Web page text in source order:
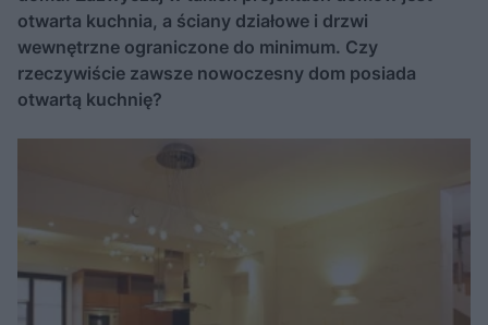
otwarta kuchnia, a ściany działowe i drzwi
wewnętrzne ograniczone do minimum. Czy
rzeczywiście zawsze nowoczesny dom posiada
otwartą kuchnię?